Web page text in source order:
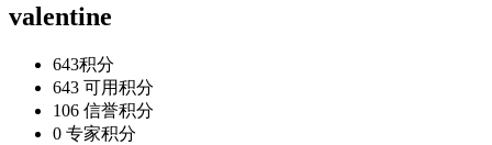
valentine
643积分
643 可用积分
106 信誉积分
0 专家积分